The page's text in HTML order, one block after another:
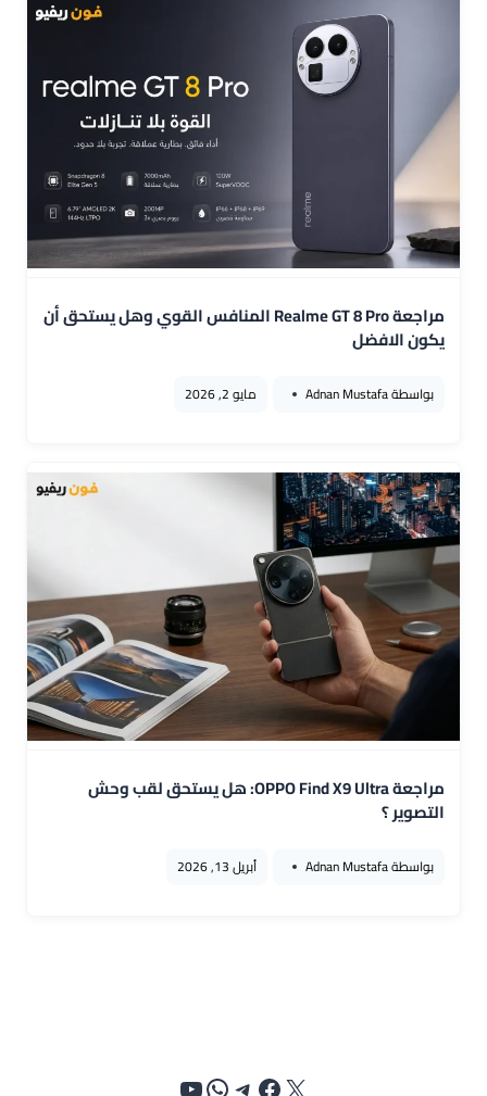
مراجعة Realme GT 8 Pro المنافس القوي وهل يستحق أن
يكون الافضل
بواسطةAdnan Mustafa مايو 2, 2026
مراجعة OPPO Find X9 Ultra: هل يستحق لقب وحش
التصوير ؟
بواسطةAdnan Mustafa أبريل 13, 2026